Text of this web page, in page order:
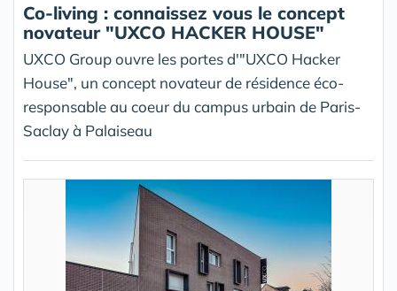
Co-living : connaissez vous le concept
novateur "UXCO HACKER HOUSE"
UXCO Group ouvre les portes d'"UXCO Hacker
House", un concept novateur de résidence éco-
responsable au coeur du campus urbain de Paris-
Saclay à Palaiseau